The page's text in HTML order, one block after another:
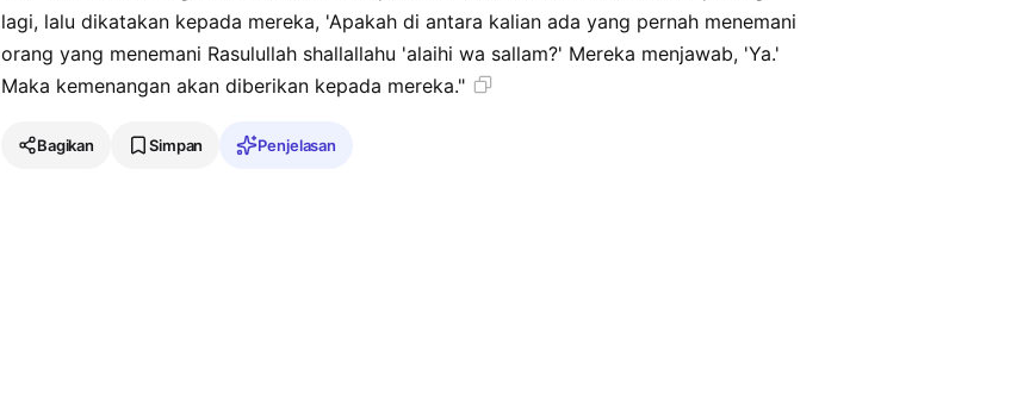
lagi, lalu dikatakan kepada mereka, 'Apakah di antara kalian ada yang pernah menemani
orang yang menemani Rasulullah shallallahu 'alaihi wa sallam?' Mereka menjawab, 'Ya.'
Maka kemenangan akan diberikan kepada mereka."
Bagikan Simpan Penjelasan